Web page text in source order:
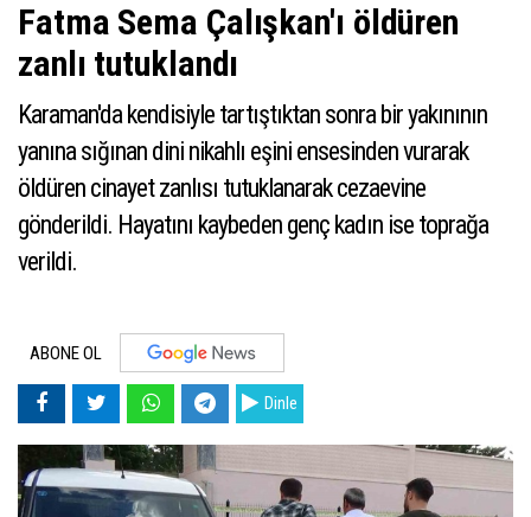
Fatma Sema Çalışkan'ı öldüren
zanlı tutuklandı
Karaman'da kendisiyle tartıştıktan sonra bir yakınının
yanına sığınan dini nikahlı eşini ensesinden vurarak
öldüren cinayet zanlısı tutuklanarak cezaevine
gönderildi. Hayatını kaybeden genç kadın ise toprağa
verildi.
ABONE OL
Dinle